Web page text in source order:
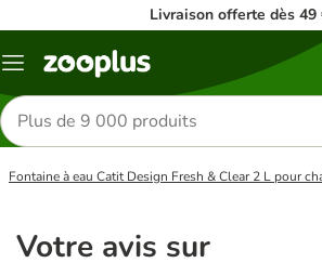
Livraison offerte dès 49
Menu
Rechercher
des
produits
Fontaine à eau Catit Design Fresh & Clear 2 L pour
Votre avis sur